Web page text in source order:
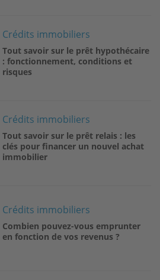
Crédits immobiliers
Tout savoir sur le prêt hypothécaire
: fonctionnement, conditions et
risques
Crédits immobiliers
Tout savoir sur le prêt relais : les
clés pour financer un nouvel achat
immobilier
Crédits immobiliers
Combien pouvez-vous emprunter
en fonction de vos revenus ?